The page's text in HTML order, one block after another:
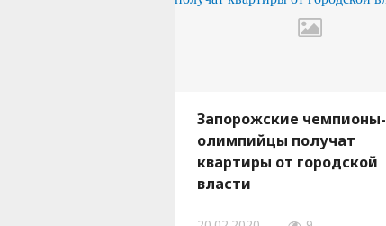
Запорожские чемпионы-
олимпийцы получат
квартиры от городской
власти